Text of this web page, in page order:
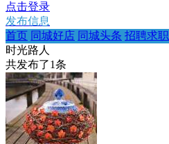
点击登录
发布信息
首页 同城好店 同城头条 招聘求职
时光路人
共发布了1条